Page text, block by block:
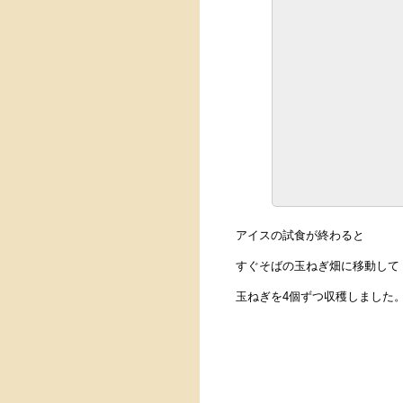
アイスの試食が終わると
すぐそばの玉ねぎ畑に移動して
玉ねぎを4個ずつ収穫しました